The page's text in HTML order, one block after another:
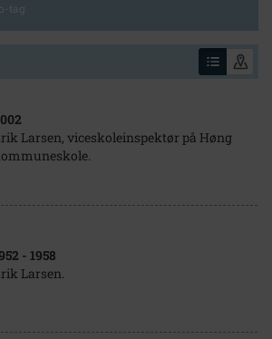
tag
Larsen, viceskoleinspektør på Høng
- 1958
Larsen.